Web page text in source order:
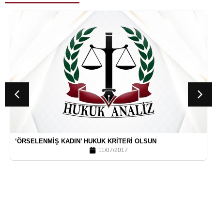
‘ÖRSELENMIŞ KADIN’ HUKUK KRITERI OLSUN
11/07/2017